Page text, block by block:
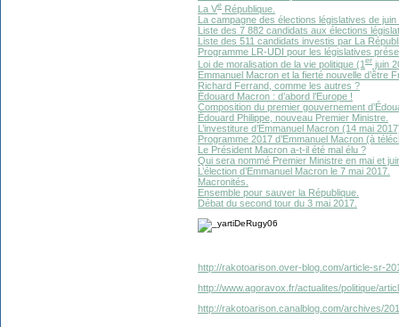
La Ve République.
La campagne des élections législatives de juin
Liste des 7 882 candidats aux élections
Liste des 511 candidats investis par La
Programme LR-UDI pour les législatives
Loi de moralisation de la vie politique (1 er juin
Emmanuel Macron et la fierté nouvelle d’être
Richard Ferrand, comme les autres ?
Édouard Macron : d’abord l’Europe !
Composition du premier gouvernement
Édouard Philippe, nouveau Premier Ministre.
L’investiture d’Emmanuel Macron (14 mai
Programme 2017 d’Emmanuel Macron (à
Le Président Macron a-t-il été mal élu ?
Qui sera nommé Premier Ministre en mai et
L’élection d’Emmanuel Macron le 7 mai 2017.
Macronités.
Ensemble pour sauver la République.
Débat du second tour du 3 mai 2017.
http://rakotoarison.over-blog.com/article-sr-
http://www.agoravox.fr/actualites/politique/
http://rakotoarison.canalblog.com/archives/